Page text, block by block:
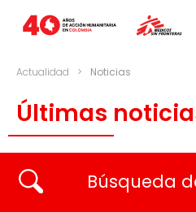
Actualidad > Noticias
Últimas
Búsqueda